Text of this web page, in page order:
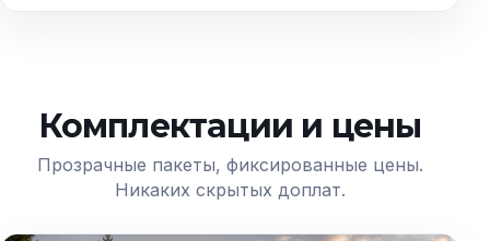
Комплектации и цены
Прозрачные пакеты, фиксированные цены.
Никаких скрытых доплат.